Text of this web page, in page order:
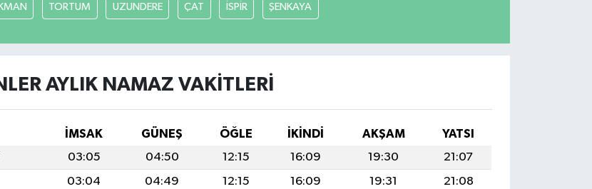
TORTUM UZUNDERE ÇAT İSPİR ŞENKAYA
AYLIK NAMAZ VAKITLERI
İMSAK GÜNEŞ ÖĞLE İKINDI AKŞAM
YATSI
03:05 04:50 12:15 16:09 19:30
21:07
03:04 04:49 12:15 16:09 19:31
21:08